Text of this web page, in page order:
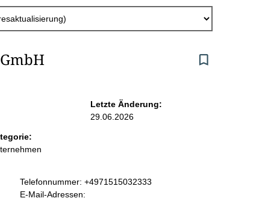
Letzte Änderung:
29.06.2026
K
o
Telefonnummer: +4971515032333
E-Mail-Adressen: